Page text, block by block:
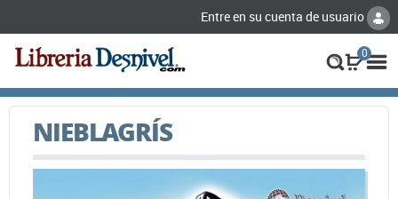
Entre en su cuenta de usuario
0
NIEBLAGRÍS